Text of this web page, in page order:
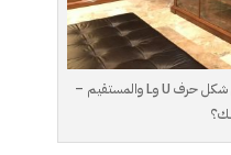
أشكال الدريسينج رووم: التصميم على شكل حرف U وL والمستقيم –